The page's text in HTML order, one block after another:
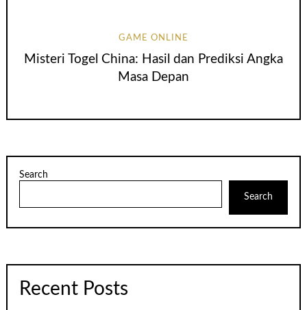
GAME ONLINE
Misteri Togel China: Hasil dan Prediksi Angka
Masa Depan
Search
Search
Recent Posts